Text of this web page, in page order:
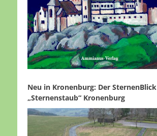
Neu in Kronenburg: Der SternenBlick
„Sternenstaub“ Kronenburg